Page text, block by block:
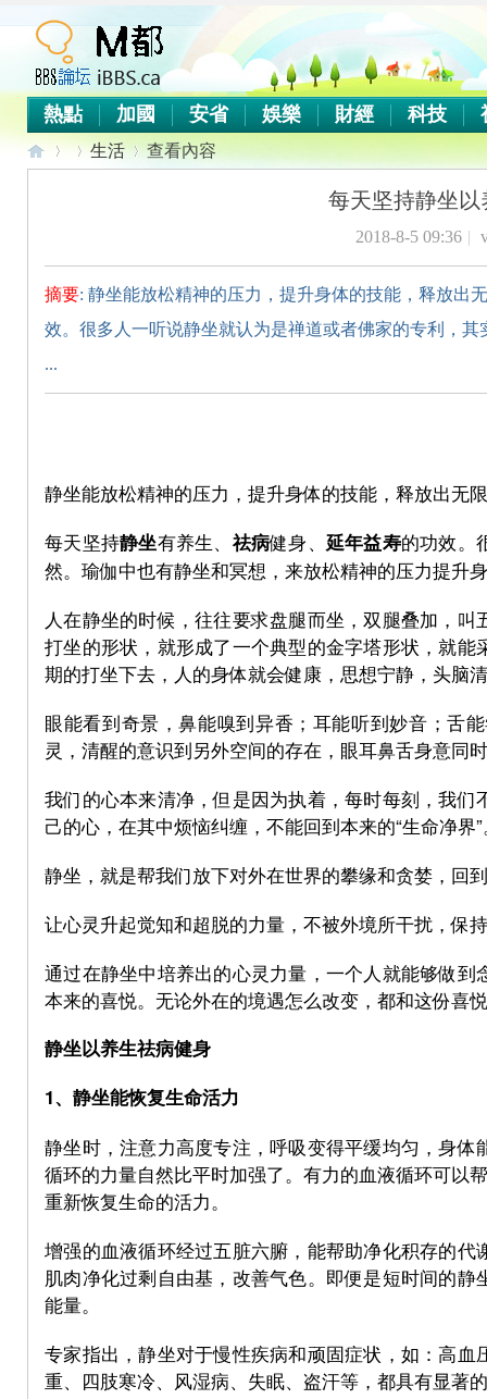
熱點 加國 安省 娛樂 財經 科技
生活 查看內容
每天坚持静坐
2018-8-5 09:36 |
摘要: 静坐能放松精神的压力，提升身体的技能，释放出
效。很多人一听说静坐就认为是禅道或者佛家的专利，
...
静坐能放松精神的压力，提升身体的技能，释放出无
每天坚持静坐有养生、祛病健身、 延年益寿的功效。
然。瑜伽中也有静坐和冥想，来放松精神的压力提升
人在静坐的时候，往往要求盘腿而坐，双腿叠加，
打坐的形状，就形成了一个典型的金字塔形状，就
期的打坐下去，人的身体就会健康，思想宁静，头脑
眼能看到奇景，鼻能嗅到异香；耳能听到妙音；舌
灵，清醒的意识到另外空间的存在，眼耳鼻舌身意同
我们的心本来清净，但是因为执着，每时每刻，我
己的心，在其中烦恼纠缠，不能回到本来的“生命净界
静坐，就是帮我们放下对外在世界的攀缘和贪婪，回
让心灵升起觉知和超脱的力量，不被外境所干扰，保
通过在静坐中培养出的心灵力量，一个人就能够做
本来的喜悦。无论外在的境遇怎么改变，都和这份喜
静坐以养生祛病健身
1、静坐能恢复生命活力
静坐时，注意力高度专注，呼吸变得平缓均匀，身
循环的力量自然比平时加强了。有力的血液循环可以
重新恢复生命的活力。
增强的血液循环经过五脏六腑，能帮助净化积存的
肌肉净化过剩自由基，改善气色。即便是短时间的
能量。
专家指出，静坐对于慢性疾病和顽固症状，如：高
重、四肢寒冷、风湿病、失眠、盗汗等，都具有显著